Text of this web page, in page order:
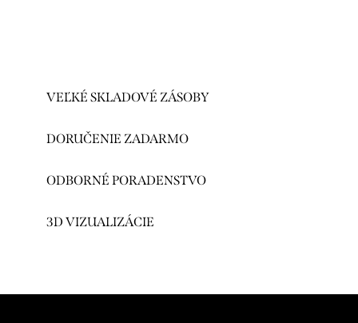
VEĽKÉ SKLADOVÉ ZÁSOBY
DORUČENIE ZADARMO
ODBORNÉ PORADENSTVO
3D VIZUALIZÁCIE